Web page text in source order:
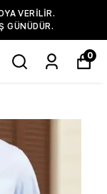
VERILIR.
GÜNÜDÜR.
0